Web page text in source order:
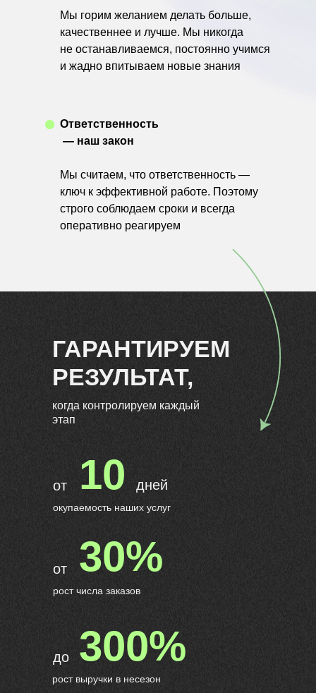
10
ГАРАНТИРУЕМ
РЕЗУЛЬТАТ,
когда контролируем каждый
этап
от дней
окупаемость наших услуг
30%
от
рост числа заказов
300%
до
рост выручки в несезон
Ответственность
— наш закон
Мы считаем, что ответственность —
ключ к эффективной работе. Поэтому
строго соблюдаем сроки и всегда
оперативно реагируем
Мы горим желанием делать больше,
качественнее и лучше. Мы никогда
не останавливаемся, постоянно учимся
и жадно впитываем новые знания